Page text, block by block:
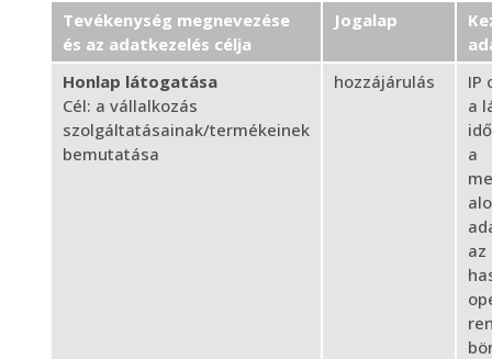
Tevékenység megnevezése
és az adatkezelés célja
Jogalap
Honlap látogatása
Cél: a vállalkozás
szolgáltatásainak/termékeinek
bemutatása
hozzájárulás
IP
a
a
az